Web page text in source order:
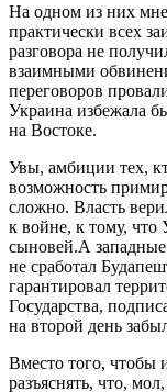
На одном из них мне
практически всех
разговора не
взаимными
переговоров
Украина избежала
на Востоке.
Увы, амбиции тех,
возможность
сложно. Власть
к войне, к тому, что
сыновей.А
не сработал
гарантировал
Государства,
на второй день
Вместо того, чтобы
разъяснять, что,